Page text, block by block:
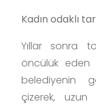
Kadın odaklı
Yıllar sonra
öncülük eden
belediyenin
çizerek,